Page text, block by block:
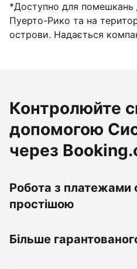
*Доступно для помешкань
Пуерто-Рико та на
острови. Надається
Контролюйте
допомогою
через
Робота з платежами
простішою
Більше